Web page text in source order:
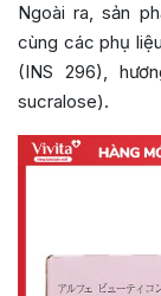
Ngoài ra, sản
cùng các phụ
(INS 296),
sucralose).